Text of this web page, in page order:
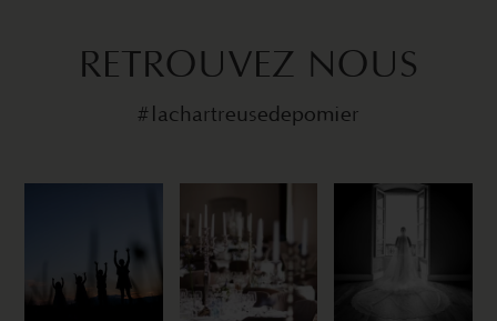
RETROUVEZ NOUS
#lachartreusedepomier